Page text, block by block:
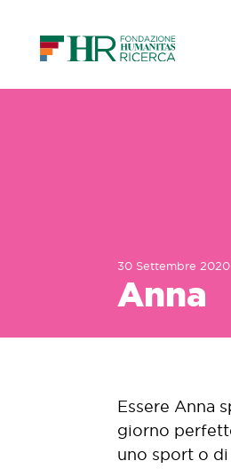
Navigazione
30 Settembre 2020
Anna
Essere Anna
giorno
uno sport o di